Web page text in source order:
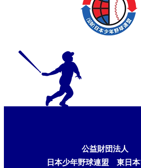
公益財団法人
日本少年野球連盟 東日本